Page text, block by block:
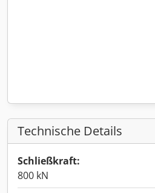
Technische Details
Schließkraft:
800 kN